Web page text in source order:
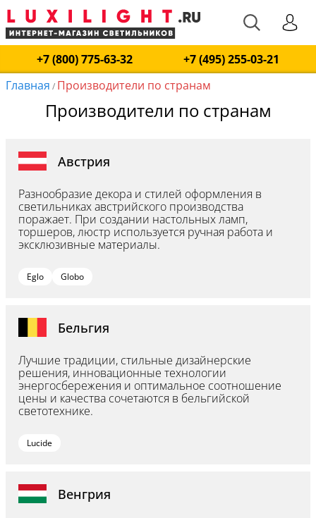
+7 (800) 775-63-32
+7 (495) 255-03-21
Главная / Производители по странам
Производители по странам
Австрия
Разнообразие декора и стилей оформления в
светильниках австрийского производства
поражает. При создании настольных ламп,
торшеров, люстр используется ручная работа и
эксклюзивные материалы.
Eglo Globo
Бельгия
Лучшие традиции, стильные дизайнерские
решения, инновационные технологии
энергосбережения и оптимальное соотношение
цены и качества сочетаются в бельгийской
светотехнике.
Lucide
Венгрия